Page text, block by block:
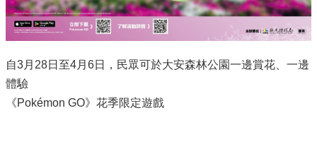
自3月28日至4月6日，民眾可於大安森林公園一邊賞花、一邊
體驗
《Pokémon GO》花季限定遊戲